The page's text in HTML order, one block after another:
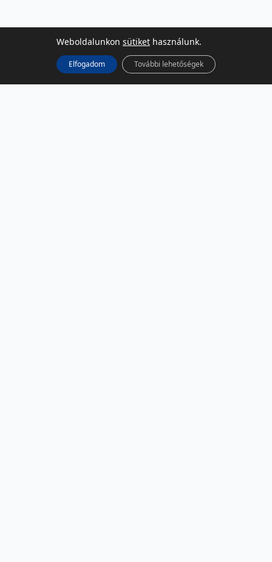
Weboldalunkon sütiket használunk.
Elfogadom További lehetőségek